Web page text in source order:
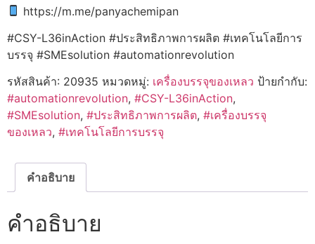
https://m.me/panyachemipan
#CSY-L36inAction #ประสิทธิภาพการผลิต #เทคโนโลยีการ
บรรจุ #SMEsolution #automationrevolution
รหัสสินค้า: 20935 หมวดหมู่: เครื่องบรรจุของเหลว ป้ายกำกับ:
#automationrevolution, #CSY-L36inAction,
#SMEsolution, #ประสิทธิภาพการผลิต, #เครื่องบรรจุ
ของเหลว, #เทคโนโลยีการบรรจุ
คำอธิบาย
คำอธิบาย